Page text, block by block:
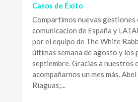
Casos de Éxito
Compartimos nuevas gestiones
comunicacion de España y
por el equipo de The White
últimas semana de agosto y los
septiembre. Gracias a nuestros
acompañarnos un mes más.
Riaguas;...